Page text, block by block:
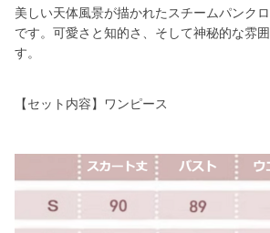
美しい天体風景が描かれたスチームパンク
です。可愛さと知的さ、そして神秘的な雰
す。
【セット内容】ワンピース